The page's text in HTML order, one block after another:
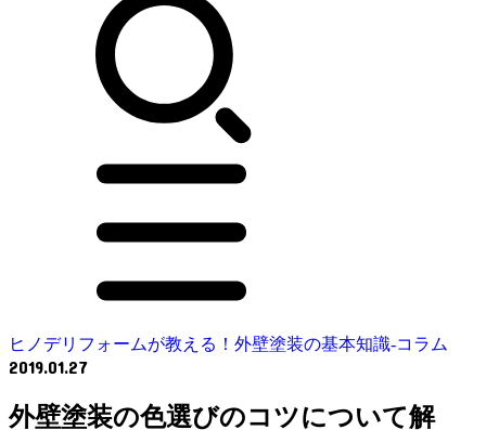
ヒノデリフォームが教える！外壁塗装の基本知識‐コラム
2019.01.27
外壁塗装の色選びのコツについて解